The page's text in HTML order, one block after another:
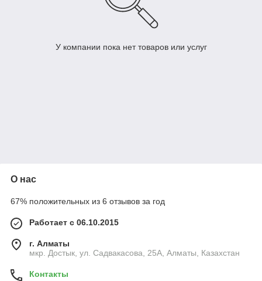
У компании пока нет товаров или услуг
О нас
67% положительных из 6 отзывов за год
Работает с 06.10.2015
г. Алматы
мкр. Достык, ул. Садвакасова, 25А, Алматы, Казахстан
Контакты